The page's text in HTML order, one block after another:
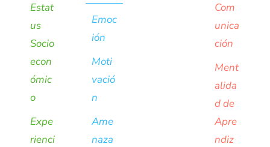
Estat
us
Socio
econ
ómic
o
Expe
rienci
Emoc
ión
Moti
vació
n
Ame
naza
Com
unica
ción
Ment
alida
d de
Apre
ndiz